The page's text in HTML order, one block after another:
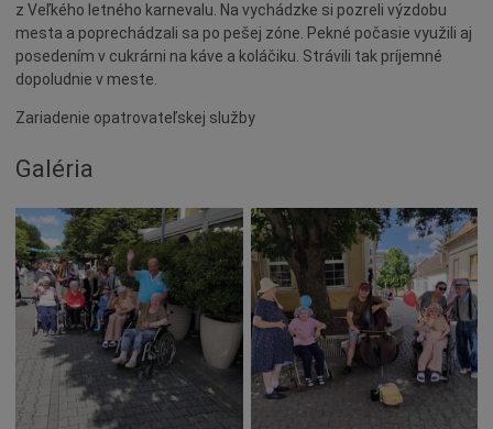
Doprava
Oznamy
Projekty
Primátor
Napísali o nás
Osobnosti
História
Ocenenia
Voľby
Šport
z Veľkého letného karnevalu. Na vychádzke si pozreli výzdobu
mesta a poprechádzali sa po pešej zóne. Pekné počasie využili aj
posedením v cukrárni na káve a koláčiku. Strávili tak príjemné
dopoludnie v meste.
Zariadenie opatrovateľskej služby
Galéria